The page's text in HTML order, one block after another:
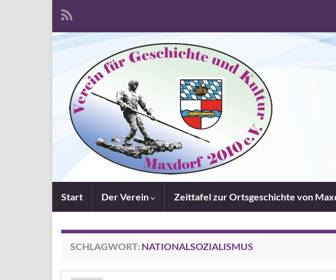
Start Der Verein Zeittafel zur Ortsgeschichte von
SCHLAGWORT: NATIONALSOZIALISMUS